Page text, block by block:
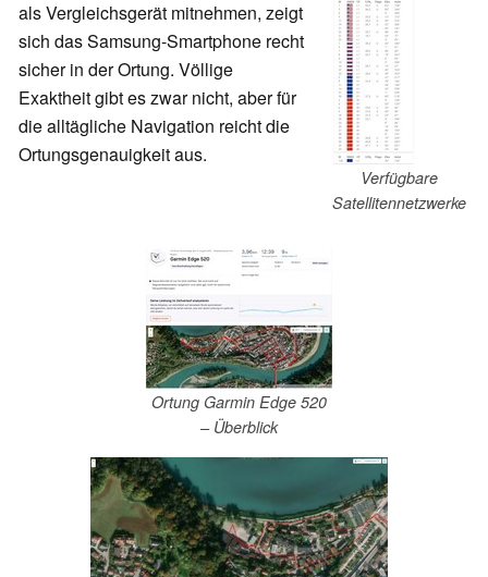
Verfügbare
Satellitennetzwerke
als Vergleichsgerät mitnehmen, zeigt
sich das Samsung-Smartphone recht
sicher in der Ortung. Völlige
Exaktheit gibt es zwar nicht, aber für
die alltägliche Navigation reicht die
Ortungsgenauigkeit aus.
Ortung Garmin Edge 520
– Überblick